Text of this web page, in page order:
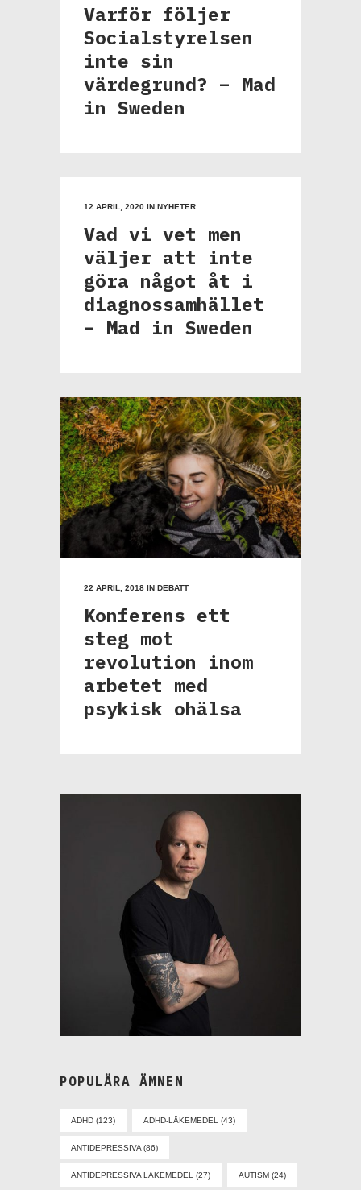
Varför följer
Socialstyrelsen
inte sin
värdegrund? – Mad
in Sweden
12 APRIL, 2020 IN NYHETER
Vad vi vet men
väljer att inte
göra något åt i
diagnossamhället
– Mad in Sweden
22 APRIL, 2018 IN DEBATT
Konferens ett
steg mot
revolution inom
arbetet med
psykisk ohälsa
POPULÄRA ÄMNEN
ADHD (123) ADHD-LÄKEMEDEL (43)
ANTIDEPRESSIVA(86)
ANTIDEPRESSIVA LÄKEMEDEL (27) AUTISM (24)